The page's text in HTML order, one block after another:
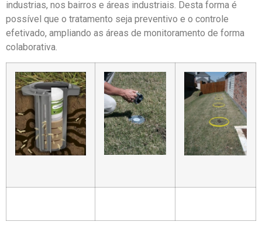
industrias, nos bairros e áreas industriais. Desta forma é
possível que o tratamento seja preventivo e o controle
efetivado, ampliando as áreas de monitoramento de forma
colaborativa.